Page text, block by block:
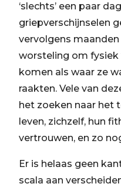
‘slechts’ een paar
griepverschijnselen
vervolgens
worsteling om fysiek
komen als waar ze
raakten. Vele van
het zoeken naar het
leven, zichzelf, hun
vertrouwen, en zo
Er is helaas geen
scala aan